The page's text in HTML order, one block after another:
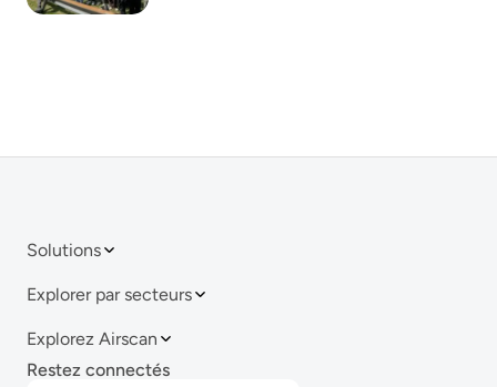
Solutions
Explorer par secteurs
Explorez Airscan
Restez connectés